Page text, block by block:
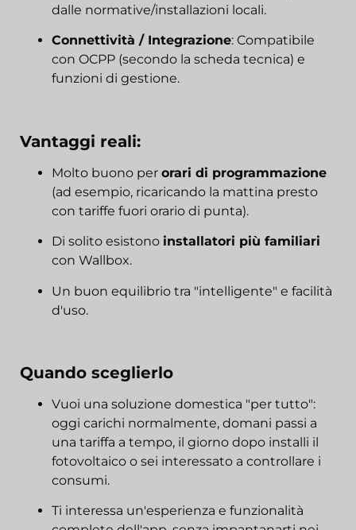
dalle normative/installazioni locali.
Connettività / Integrazione: Compatibile
con OCPP (secondo la scheda tecnica) e
funzioni di gestione.
Vantaggi reali:
Molto buono per orari di programmazione
(ad esempio, ricaricando la mattina presto
con tariffe fuori orario di punta).
Di solito esistono installatori più familiari
con Wallbox.
Un buon equilibrio tra "intelligente" e facilità
d'uso.
Quando sceglierlo
Vuoi una soluzione domestica "per tutto":
oggi carichi normalmente, domani passi a
una tariffa a tempo, il giorno dopo installi il
fotovoltaico o sei interessato a controllare i
consumi.
Ti interessa un'esperienza e funzionalità